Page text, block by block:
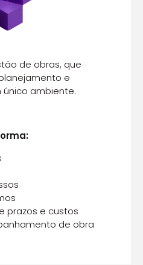
de obras, que
e
ambiente.
prazos e custos
de obra